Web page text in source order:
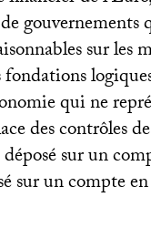
sur les
qui ne
des contrôles
sur un
sur un compte